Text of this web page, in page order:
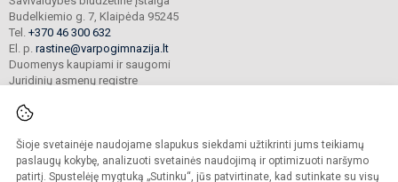
Šioje svetainėje naudojame slapukus siekdami užtikrinti jums teikiamų
paslaugų kokybę, analizuoti svetainės naudojimą ir optimizuoti naršymo
patirtį. Spustelėję mygtuką „Sutinku“, jūs patvirtinate, kad sutinkate su visų
Budelkiemio g. 7, Klaipėda 95245
Tel. +370 46 300 632
El. p. rastine@varpogimnazija.lt
Duomenys kaupiami ir saugomi
Juridinių asmenų registre
© 2025. Klaipėdos „Varpo“ gimnazija. Visos teisės saugomos.
Kopijuoti turinį be raštiško įstaigos administracijos sutikimo griežtai draudžiama.